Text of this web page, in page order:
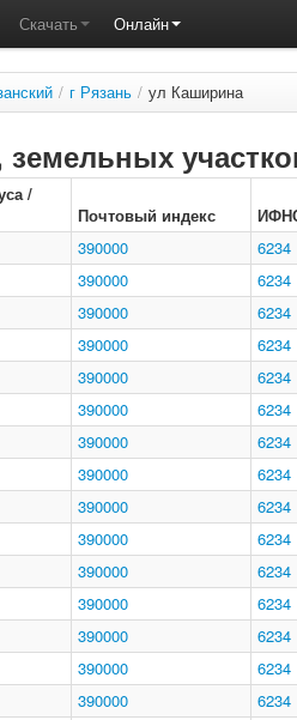
Скачать Онлайн
/ г Рязань / ул Каширина
/
Почтовый индекс
390000
6234
390000
6234
390000
6234
390000
6234
390000
6234
390000
6234
390000
6234
390000
6234
390000
6234
390000
6234
390000
6234
390000
6234
390000
6234
390000
6234
390000
6234